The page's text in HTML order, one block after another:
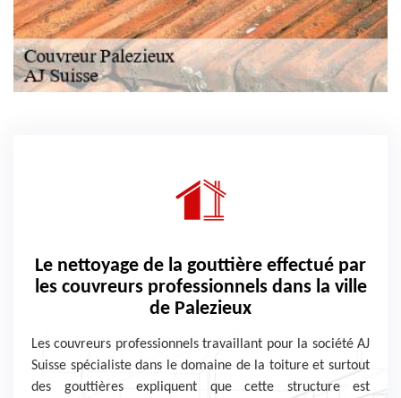
Le nettoyage de la gouttière effectué par
les couvreurs professionnels dans la ville
de Palezieux
Les couvreurs professionnels travaillant pour la société AJ
Suisse spécialiste dans le domaine de la toiture et surtout
des gouttières expliquent que cette structure est